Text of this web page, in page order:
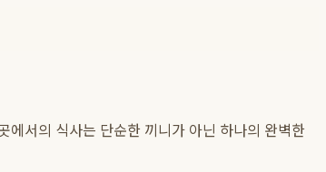
에서의 식사는 단순한 끼니가 아닌 하나의 완벽한